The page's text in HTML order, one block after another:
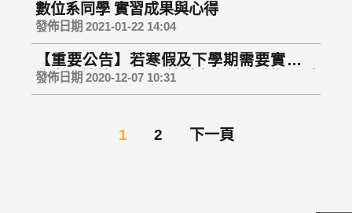
數位系同學 實習成果與心得
發佈日期 2021-01-22 14:04
【重要公告】若寒假及下學期需要實習的
學生，請於12/31以前繳交資料，逾期不受
理
發佈日期 2020-12-07 10:31
1 2 下一頁